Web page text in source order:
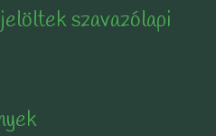
szavazólapi